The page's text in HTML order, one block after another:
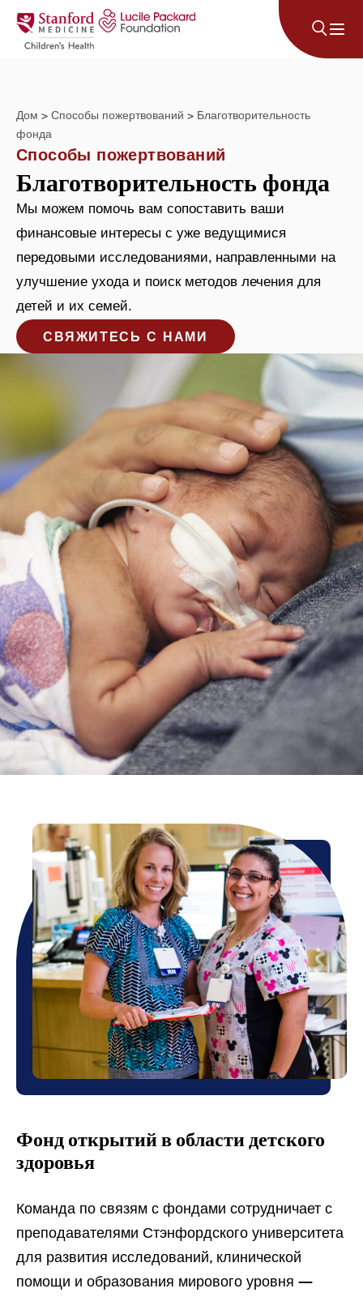
Перейти к содержанию
Дом > Способы пожертвований > Благотворительность
фонда
Способы пожертвований
Благотворительность фонда
Мы можем помочь вам сопоставить ваши
финансовые интересы с уже ведущимися
передовыми исследованиями, направленными на
улучшение ухода и поиск методов лечения для
детей и их семей.
СВЯЖИТЕСЬ С НАМИ
Фонд открытий в области детского
здоровья
Команда по связям с фондами сотрудничает с
преподавателями Стэнфордского университета
для развития исследований, клинической
помощи и образования мирового уровня —